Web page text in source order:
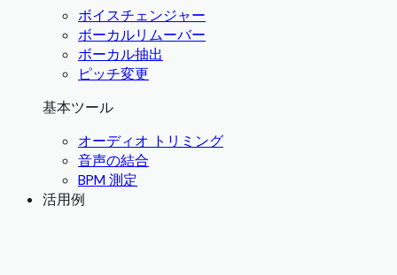
ボイスチェンジャー
ボーカルリムーバー
ボーカル抽出
ピッチ変更
基本ツール
オーディオ トリミング
音声の結合
BPM 測定
活用例